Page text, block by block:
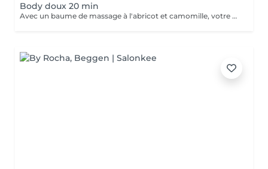
Body doux 20 min
Avec un baume de massage à l'abricot et camomille, votre enfant bénéficiera d'un massage doux de 20min pour l'arrière de son corps